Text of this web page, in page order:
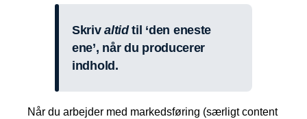
Skrivaltidtil ‘den eneste
ene’, når du producerer
indhold.
Når du arbejder med markedsføring (særligt content